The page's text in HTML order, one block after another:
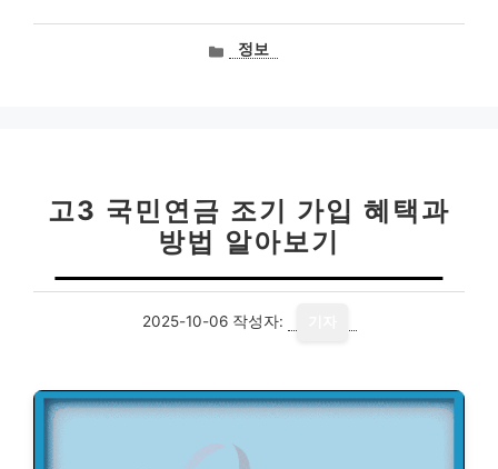
카정보
고3 국민연금 조기 가입 혜택과
방법 알아보기
2025-10-06 작성자: